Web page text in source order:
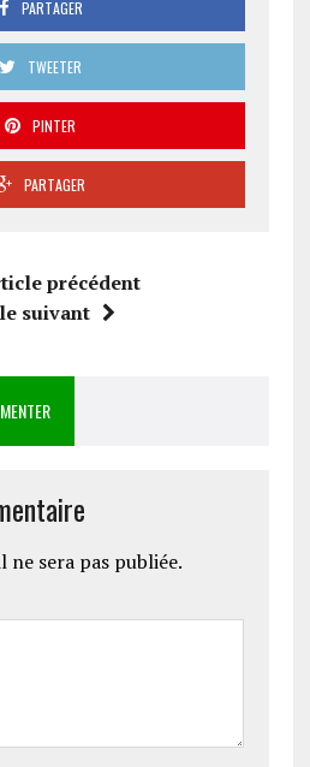
PARTAGER
TWEETER
PINTER
PARTAGER
précédent
suivant
ne sera pas publiée.